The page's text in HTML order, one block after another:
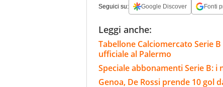
Seguici su: Google Discover Fonti
Leggi anche:
Tabellone Calciomercato Serie
ufficiale al Palermo
Speciale abbonamenti Serie B:
Genoa, De Rossi prende 10 gol